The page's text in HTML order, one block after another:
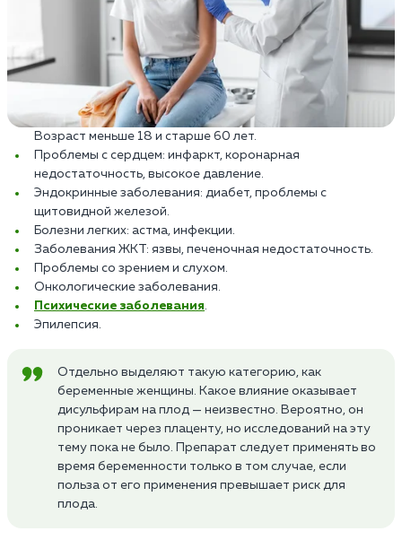
Возраст меньше 18 и старше 60 лет.
Проблемы с сердцем: инфаркт, коронарная
недостаточность, высокое давление.
Эндокринные заболевания: диабет, проблемы с
щитовидной железой.
Болезни легких: астма, инфекции.
Заболевания ЖКТ: язвы, печеночная недостаточность.
Проблемы со зрением и слухом.
Онкологические заболевания.
Психические заболевания
Эпилепсия.
Отдельно выделяют такую категорию, как
беременные женщины. Какое влияние оказывает
дисульфирам на плод — неизвестно. Вероятно, он
проникает через плаценту, но исследований на эту
тему пока не было. Препарат следует применять во
время беременности только в том случае, если
польза от его применения превышает риск для
плода.